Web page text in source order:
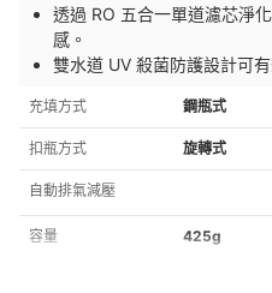
透過 RO 五合一單道濾芯淨
感。
雙水道 UV 殺菌防護設計可
充填方式 鋼瓶式
扣瓶方式 旋轉式
自動排氣減壓
容量 425g